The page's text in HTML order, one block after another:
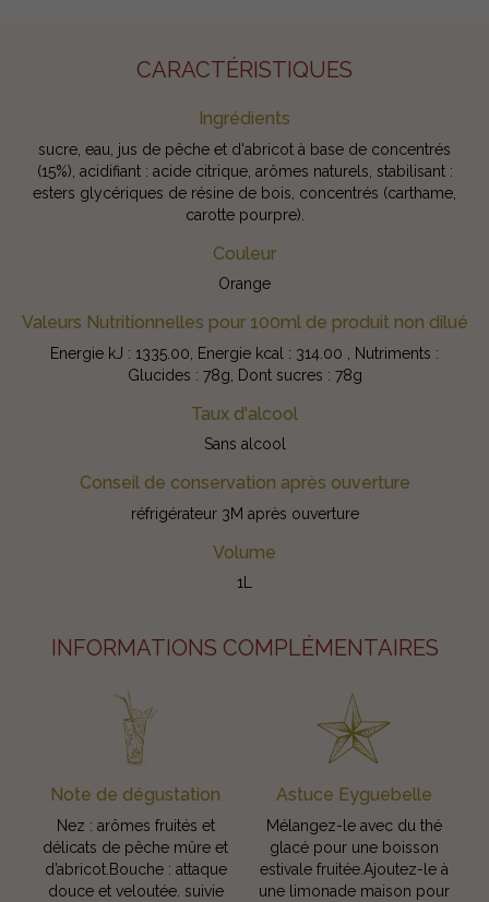
CARACTÉRISTIQUES
Ingrédients
sucre, eau, jus de pêche et d'abricot à base de concentrés
(15%), acidifiant : acide citrique, arômes naturels, stabilisant :
esters glycériques de résine de bois, concentrés (carthame,
carotte pourpre).
Couleur
Orange
Valeurs Nutritionnelles pour 100ml de produit non dilué
Energie kJ : 1335.00, Energie kcal : 314.00 , Nutriments :
Glucides : 78g, Dont sucres : 78g
Taux d'alcool
Sans alcool
Conseil de conservation après ouverture
réfrigérateur 3M après ouverture
Volume
1L
INFORMATIONS COMPLÉMENTAIRES
Note de dégustation
Nez : arômes fruités et
délicats de pêche mûre et
d’abricot.Bouche : attaque
douce et veloutée. suivie
Astuce Eyguebelle
Mélangez-le avec du thé
glacé pour une boisson
estivale fruitée.Ajoutez-le à
une limonade maison pour